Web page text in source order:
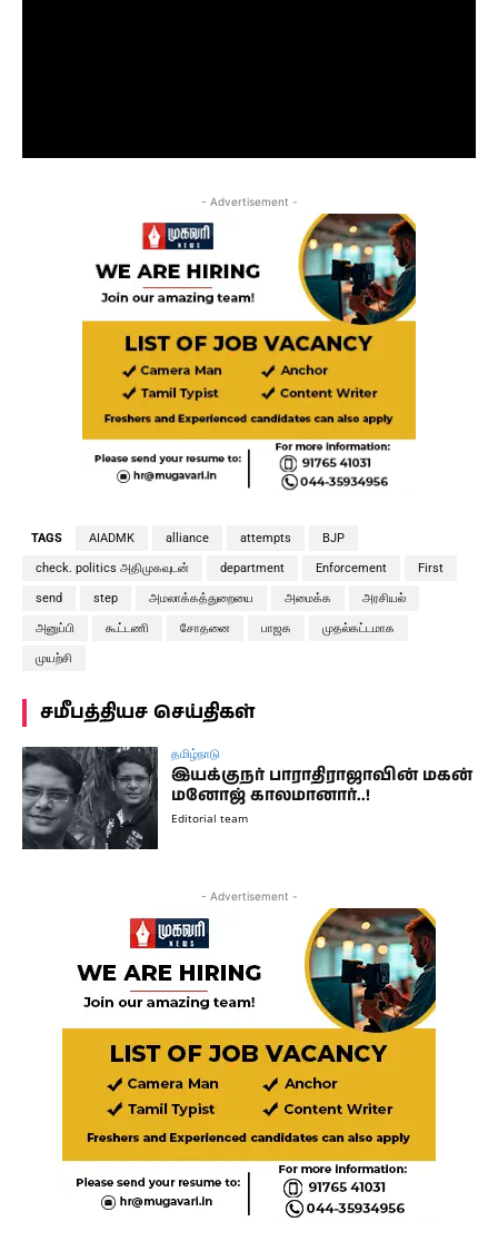
- Advertisement -
TAGS AIADMK alliance attempts BJP
check. politics அதிமுகவுடன் department Enforcement First
send step அமலாக்கத்துறையை அமைக்க அரசியல்
அனுப்பி கூட்டணி சோதனை பாஜக முதல்கட்டமாக
முயற்சி
சமீபத்தியச செய்திகள்
தமிழ்நாடு
இயக்குநர் பாராதிராஜாவின் மகன்
மனோஜ் காலமானார்..!
Editorial team
- Advertisement -